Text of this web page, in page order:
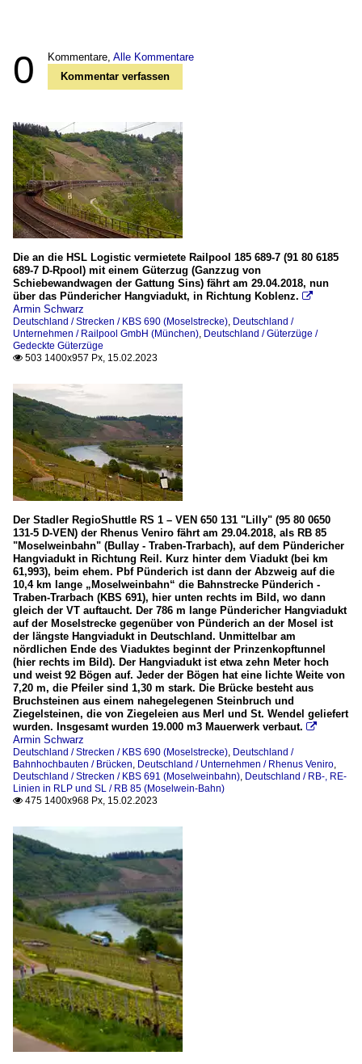
0 Kommentare, Alle Kommentare
Kommentar verfassen
Die an die HSL Logistic vermietete Railpool 185 689-7 (91 80 6185
689-7 D-Rpool) mit einem Güterzug (Ganzzug von
Schiebewandwagen der Gattung Sins) fährt am 29.04.2018, nun
über das Pündericher Hangviadukt, in Richtung Koblenz. 
Armin Schwarz
Deutschland / Strecken / KBS 690 (Moselstrecke), Deutschland /
Unternehmen / Railpool GmbH (München), Deutschland / Güterzüge /
Gedeckte Güterzüge
 503 1400x957 Px, 15.02.2023
Der Stadler RegioShuttle RS 1 – VEN 650 131 "Lilly" (95 80 0650
131-5 D-VEN) der Rhenus Veniro fährt am 29.04.2018, als RB 85
"Moselweinbahn" (Bullay - Traben-Trarbach), auf dem Pündericher
Hangviadukt in Richtung Reil. Kurz hinter dem Viadukt (bei km
61,993), beim ehem. Pbf Pünderich ist dann der Abzweig auf die
10,4 km lange „Moselweinbahn“ die Bahnstrecke Pünderich -
Traben-Trarbach (KBS 691), hier unten rechts im Bild, wo dann
gleich der VT auftaucht. Der 786 m lange Pündericher Hangviadukt
auf der Moselstrecke gegenüber von Pünderich an der Mosel ist
der längste Hangviadukt in Deutschland. Unmittelbar am
nördlichen Ende des Viaduktes beginnt der Prinzenkopftunnel
(hier rechts im Bild). Der Hangviadukt ist etwa zehn Meter hoch
und weist 92 Bögen auf. Jeder der Bögen hat eine lichte Weite von
7,20 m, die Pfeiler sind 1,30 m stark. Die Brücke besteht aus
Bruchsteinen aus einem nahegelegenen Steinbruch und
Ziegelsteinen, die von Ziegeleien aus Merl und St. Wendel geliefert
wurden. Insgesamt wurden 19.000 m3 Mauerwerk verbaut. 
Armin Schwarz
Deutschland / Strecken / KBS 690 (Moselstrecke), Deutschland /
Bahnhochbauten / Brücken, Deutschland / Unternehmen / Rhenus Veniro,
Deutschland / Strecken / KBS 691 (Moselweinbahn), Deutschland / RB-, RE-
Linien in RLP und SL / RB 85 (Moselwein-Bahn)
 475 1400x968 Px, 15.02.2023